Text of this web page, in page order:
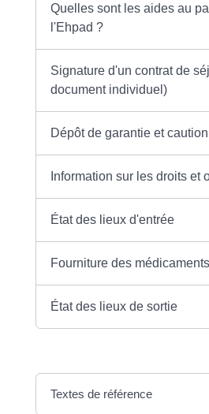
Quelles sont les aides au
l'Ehpad ?
Signature d'un contrat de
document individuel)
Dépôt de garantie et
Information sur les droits et
État des lieux d'entrée
Fourniture des médicaments
État des lieux de sortie
Textes de référence